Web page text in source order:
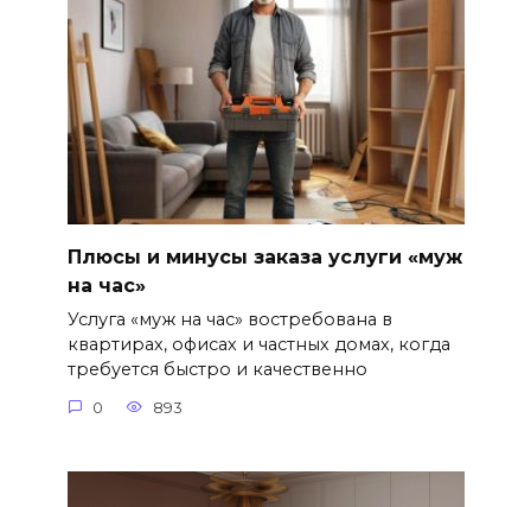
Плюсы и минусы заказа услуги «муж
на час»
Услуга «муж на час» востребована в
квартирах, офисах и частных домах, когда
требуется быстро и качественно
0 893